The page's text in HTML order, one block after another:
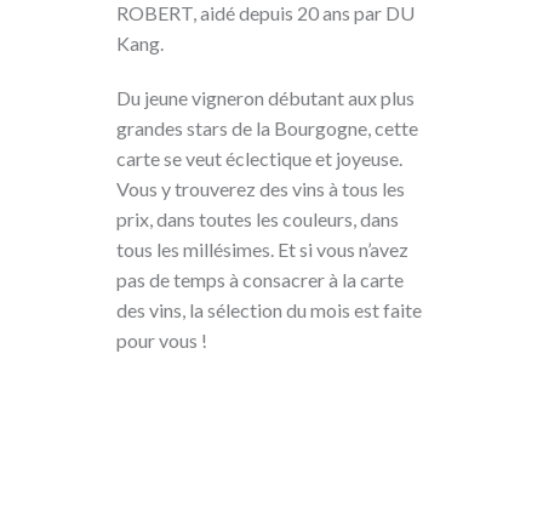
ROBERT, aidé depuis 20 ans par DU
Kang.
Du jeune vigneron débutant aux plus
grandes stars de la Bourgogne, cette
carte se veut éclectique et joyeuse.
Vous y trouverez des vins à tous les
prix, dans toutes les couleurs, dans
tous les millésimes. Et si vous n’avez
pas de temps à consacrer à la carte
des vins, la sélection du mois est faite
pour vous !